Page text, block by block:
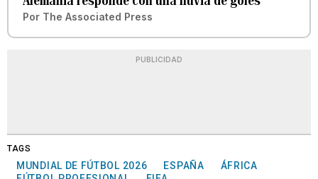
Por The Associated Press
PUBLICIDAD
TAGS
MUNDIAL DE FÚTBOL 2026 ESPAÑA
ÁFRICA